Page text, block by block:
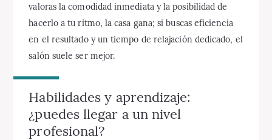
valoras la comodidad inmediata y la posibilidad de
hacerlo a tu ritmo, la casa gana; si buscas eficiencia
en el resultado y un tiempo de relajación dedicado, el
salón suele ser mejor.
Habilidades y aprendizaje:
¿puedes llegar a un nivel
profesional?